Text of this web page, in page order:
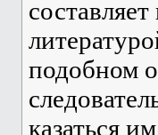
подобном
казаться